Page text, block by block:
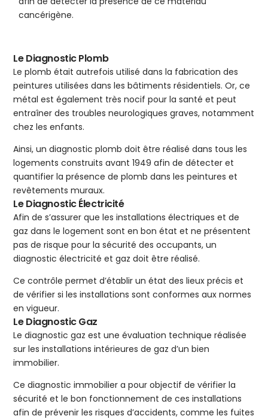
cancérigène.
Le Diagnostic Plomb
Le plomb était autrefois utilisé dans la fabrication des
peintures utilisées dans les bâtiments résidentiels. Or, ce
métal est également très nocif pour la santé et peut
entraîner des troubles neurologiques graves, notamment
chez les enfants.
Ainsi, un diagnostic plomb doit être réalisé dans tous les
logements construits avant 1949 afin de détecter et
quantifier la présence de plomb dans les peintures et
revêtements muraux.
Le Diagnostic Électricité
Afin de s’assurer que les installations électriques et de
gaz dans le logement sont en bon état et ne présentent
pas de risque pour la sécurité des occupants, un
diagnostic électricité et gaz doit être réalisé.
Ce contrôle permet d’établir un état des lieux précis et
de vérifier si les installations sont conformes aux normes
en vigueur.
Le Diagnostic Gaz
Le diagnostic gaz est une évaluation technique réalisée
sur les installations intérieures de gaz d’un bien
immobilier.
Ce diagnostic immobilier a pour objectif de vérifier la
sécurité et le bon fonctionnement de ces installations
afin de prévenir les risques d’accidents, comme les fuites